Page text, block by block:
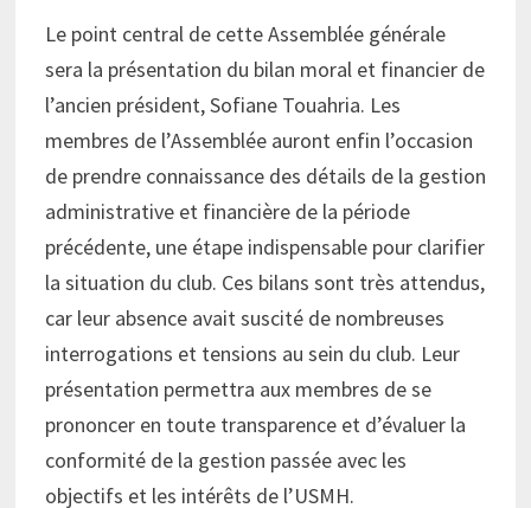
Le point central de cette Assemblée générale
sera la présentation du bilan moral et financier de
l’ancien président, Sofiane Touahria. Les
membres de l’Assemblée auront enfin l’occasion
de prendre connaissance des détails de la gestion
administrative et financière de la période
précédente, une étape indispensable pour clarifier
la situation du club. Ces bilans sont très attendus,
car leur absence avait suscité de nombreuses
interrogations et tensions au sein du club. Leur
présentation permettra aux membres de se
prononcer en toute transparence et d’évaluer la
conformité de la gestion passée avec les
objectifs et les intérêts de l’USMH.